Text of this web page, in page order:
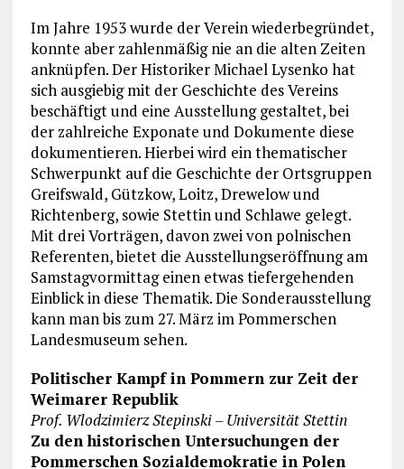
Im Jahre 1953 wurde der Verein wiederbegründet,
konnte aber zahlenmäßig nie an die alten Zeiten
anknüpfen. Der Historiker Michael Lysenko hat
sich ausgiebig mit der Geschichte des Vereins
beschäftigt und eine Ausstellung gestaltet, bei
der zahlreiche Exponate und Dokumente diese
dokumentieren. Hierbei wird ein thematischer
Schwerpunkt auf die Geschichte der Ortsgruppen
Greifswald, Gützkow, Loitz, Drewelow und
Richtenberg, sowie Stettin und Schlawe gelegt.
Mit drei Vorträgen, davon zwei von polnischen
Referenten, bietet die Ausstellungseröffnung am
Samstagvormittag einen etwas tiefergehenden
Einblick in diese Thematik. Die Sonderausstellung
kann man bis zum 27. März im Pommerschen
Landesmuseum sehen.
Politischer Kampf in Pommern zur Zeit der
Weimarer Republik
Prof. Wlodzimierz Stepinski – Universität Stettin
Zu den historischen Untersuchungen der
Pommerschen Sozialdemokratie in Polen